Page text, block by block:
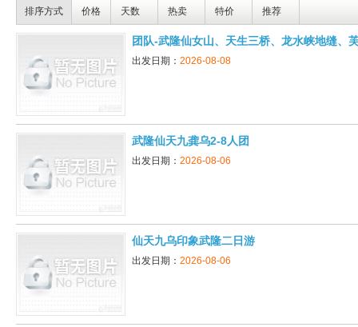
排序方式 价格 天数 热卖 特价 推荐
团队-武隆仙女山、天生三桥、龙水峡地缝、
出发日期： 2026-08-08
武隆仙天九龚乌2-8人团
出发日期： 2026-08-06
仙天九乌印象武隆二日游
出发日期： 2026-08-06